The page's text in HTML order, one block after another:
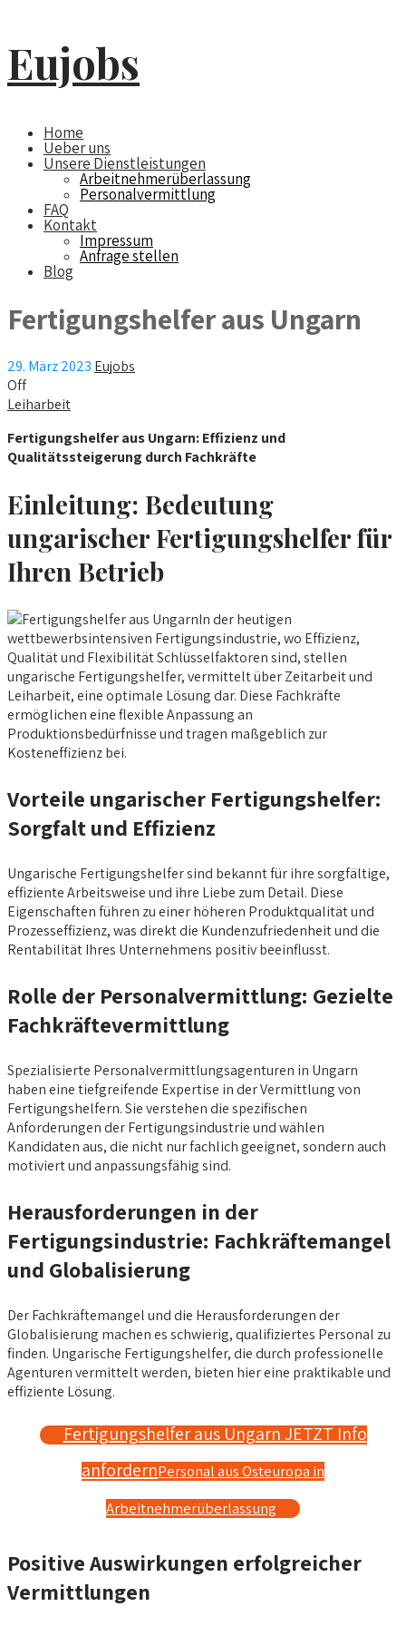
Eujobs
Home
Ueber uns
Unsere Dienstleistungen
Arbeitnehmerüberlassung
Personalvermittlung
FAQ
Kontakt
Impressum
Anfrage stellen
Blog
Fertigungshelfer aus Ungarn
29. März 2023 Eujobs
Off
Leiharbeit
Fertigungshelfer aus Ungarn: Effizienz und
Qualitätssteigerung durch Fachkräfte
Einleitung: Bedeutung
ungarischer Fertigungshelfer für
Ihren Betrieb
In der heutigen
wettbewerbsintensiven Fertigungsindustrie, wo Effizienz,
Qualität und Flexibilität Schlüsselfaktoren sind, stellen
ungarische Fertigungshelfer, vermittelt über Zeitarbeit und
Leiharbeit, eine optimale Lösung dar. Diese Fachkräfte
ermöglichen eine flexible Anpassung an
Produktionsbedürfnisse und tragen maßgeblich zur
Kosteneffizienz bei.
Vorteile ungarischer Fertigungshelfer:
Sorgfalt und Effizienz
Ungarische Fertigungshelfer sind bekannt für ihre sorgfältige,
effiziente Arbeitsweise und ihre Liebe zum Detail. Diese
Eigenschaften führen zu einer höheren Produktqualität und
Prozesseffizienz, was direkt die Kundenzufriedenheit und die
Rentabilität Ihres Unternehmens positiv beeinflusst.
Rolle der Personalvermittlung: Gezielte
Fachkräftevermittlung
Spezialisierte Personalvermittlungsagenturen in Ungarn
haben eine tiefgreifende Expertise in der Vermittlung von
Fertigungshelfern. Sie verstehen die spezifischen
Anforderungen der Fertigungsindustrie und wählen
Kandidaten aus, die nicht nur fachlich geeignet, sondern auch
motiviert und anpassungsfähig sind.
Herausforderungen in der
Fertigungsindustrie: Fachkräftemangel
und Globalisierung
Der Fachkräftemangel und die Herausforderungen der
Globalisierung machen es schwierig, qualifiziertes Personal zu
finden. Ungarische Fertigungshelfer, die durch professionelle
Agenturen vermittelt werden, bieten hier eine praktikable und
effiziente Lösung.
Fertigungshelfer aus Ungarn JETZT Info
anfordernPersonal aus Osteuropa in
Arbeitnehmerüberlassung
Positive Auswirkungen erfolgreicher
Vermittlungen